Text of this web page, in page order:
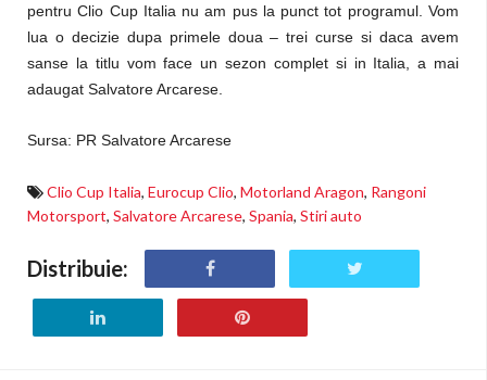
pentru Clio Cup Italia nu am pus la punct tot programul. Vom
lua o decizie dupa primele doua – trei curse si daca avem
sanse la titlu vom face un sezon complet si in Italia, a mai
adaugat Salvatore Arcarese.
Sursa: PR Salvatore Arcarese
Clio Cup Italia, Eurocup Clio, Motorland Aragon, Rangoni
Motorsport, Salvatore Arcarese, Spania, Stiri auto
Distribuie: